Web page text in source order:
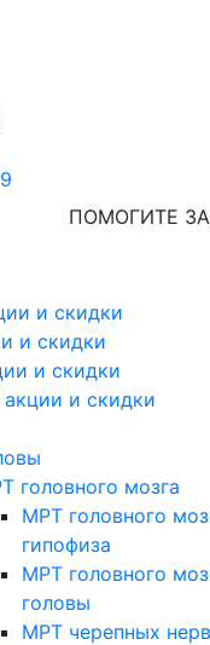
ПОМОГИТЕ
и скидки
и скидки
и скидки
акции и скидки
головного мозга
МРТ головного
гипофиза
МРТ головного
головы
МРТ черепных